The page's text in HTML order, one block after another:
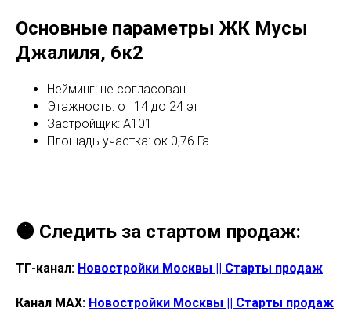
Основные параметры ЖК Мусы
Джалиля, 6к2
Нейминг: не согласован
Этажность: от 14 до 24 эт
Застройщик: А101
Площадь участка: ок 0,76 Га
🟠 Следить за стартом продаж:
ТГ-канал: Новостройки Москвы || Старты продаж
Канал МАХ: Новостройки Москвы || Старты продаж